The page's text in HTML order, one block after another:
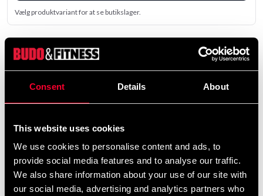
Consent Details About
This website uses cookies
We use cookies to personalise content and ads, to
provide social media features and to analyse our traffic.
We also share information about your use of our site with
our social media, advertising and analytics partners who
Vælg produktvariant for at se butikslager.
482 SEK
ekskl. moms: 385.56 SEK